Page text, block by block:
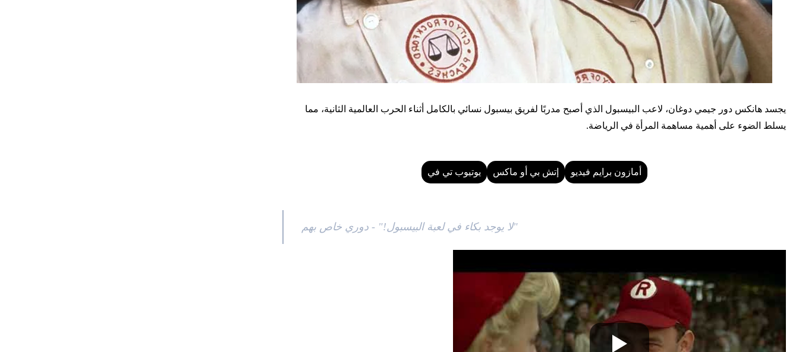
يجسد هانكس دور جيمي دوغان، لاعب البيسبول الذي أصبح مدربًا لفريق بيسبول نسائي بالكامل أثناء الحرب العالمية الثانية، مما
يسلط الضوء على أهمية مساهمة المرأة في الرياضة.
أمازون برايم فيديو إتش بي أو ماكس يوتيوب تي في
"لا يوجد بكاء في لعبة البيسبول!" - دوري خاص بهم